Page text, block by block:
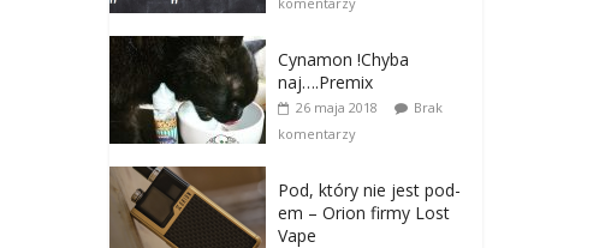
Cynamon !Chyba
naj….Premix
26 maja 2018
Brak
komentarzy
Pod, który nie jest pod-
em – Orion firmy Lost
Vape